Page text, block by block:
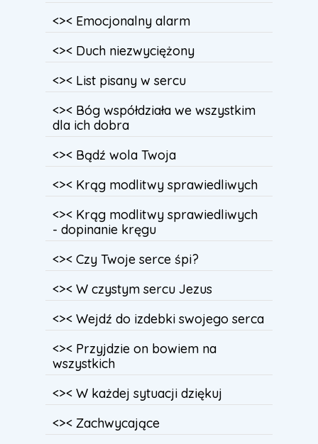
<>< Emocjonalny alarm
<>< Duch niezwyciężony
<>< List pisany w sercu
<>< Bóg współdziała we wszystkim
dla ich dobra
<>< Bądź wola Twoja
<>< Krąg modlitwy sprawiedliwych
<>< Krąg modlitwy sprawiedliwych
- dopinanie kręgu
<>< Czy Twoje serce śpi?
<>< W czystym sercu Jezus
<>< Wejdź do izdebki swojego serca
<>< Przyjdzie on bowiem na
wszystkich
<>< W każdej sytuacji dziękuj
<>< Zachwycające